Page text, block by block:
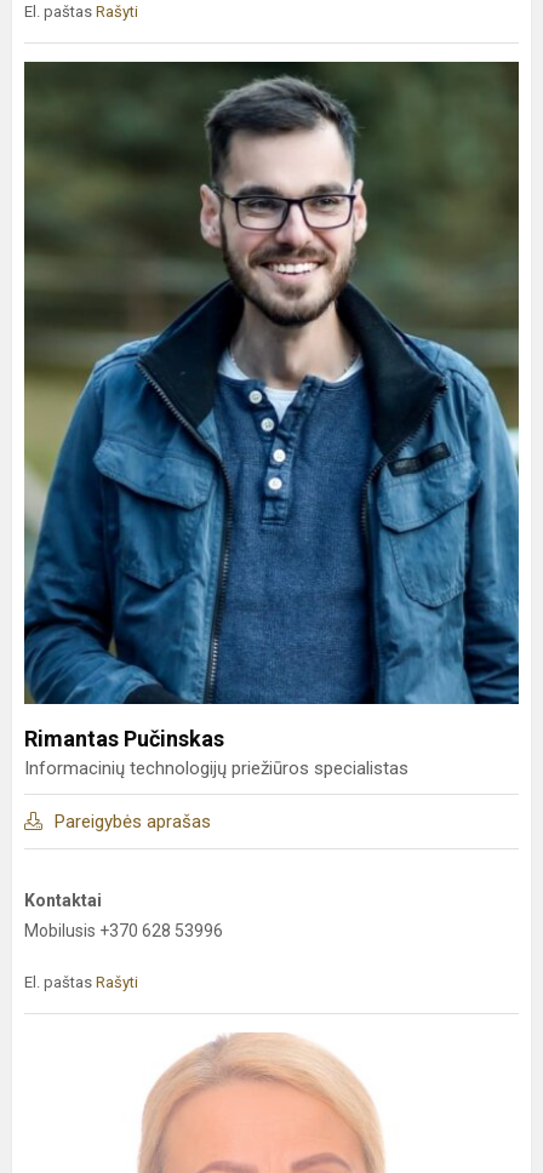
El. paštas Rašyti
Rimantas Pučinskas
Informacinių technologijų priežiūros specialistas
Pareigybės aprašas
Kontaktai
Mobilusis +370 628 53996
El. paštas Rašyti